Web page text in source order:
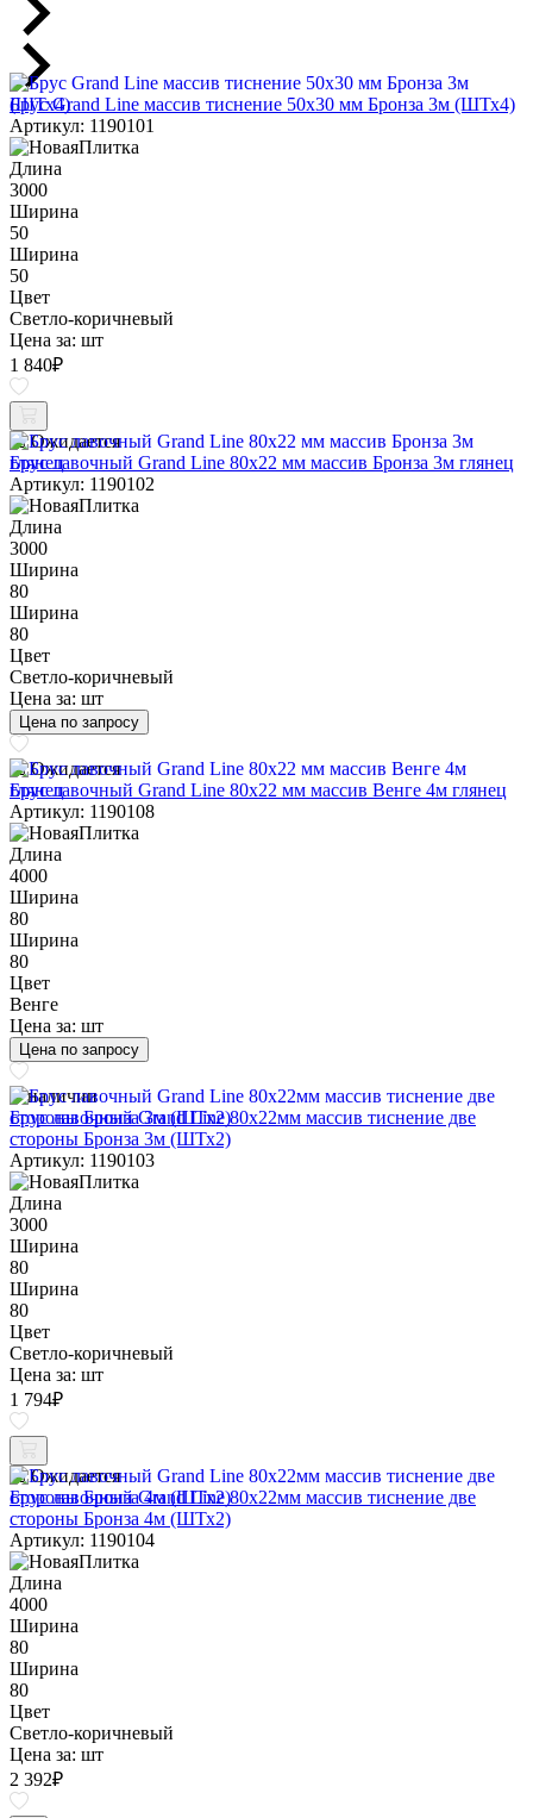
Брус Grand Line массив тиснение 50х30 мм Бронза 3м (ШТх4)
Артикул: 1190101
Длина
3000
Ширина
50
Ширина
50
Цвет
Светло-коричневый
Цена за: шт
1 840₽
Ожидается
Брус лавочный Grand Line 80х22 мм массив Бронза 3м глянец
Артикул: 1190102
Длина
3000
Ширина
80
Ширина
80
Цвет
Светло-коричневый
Цена за: шт
Цена по запросу
Ожидается
Брус лавочный Grand Line 80х22 мм массив Венге 4м глянец
Артикул: 1190108
Длина
4000
Ширина
80
Ширина
80
Цвет
Венге
Цена за: шт
Цена по запросу
В наличии
Брус лавочный Grand Line 80х22мм массив тиснение две
стороны Бронза 3м (ШТх2)
Артикул: 1190103
Длина
3000
Ширина
80
Ширина
80
Цвет
Светло-коричневый
Цена за: шт
1 794₽
Ожидается
Брус лавочный Grand Line 80х22мм массив тиснение две
стороны Бронза 4м (ШТх2)
Артикул: 1190104
Длина
4000
Ширина
80
Ширина
80
Цвет
Светло-коричневый
Цена за: шт
2 392₽